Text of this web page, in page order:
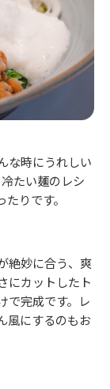
な時にうれしい
たい麺のレシ
りです。
絶妙に合う、爽
にカットしたト
で完成です。レ
風にするのもお